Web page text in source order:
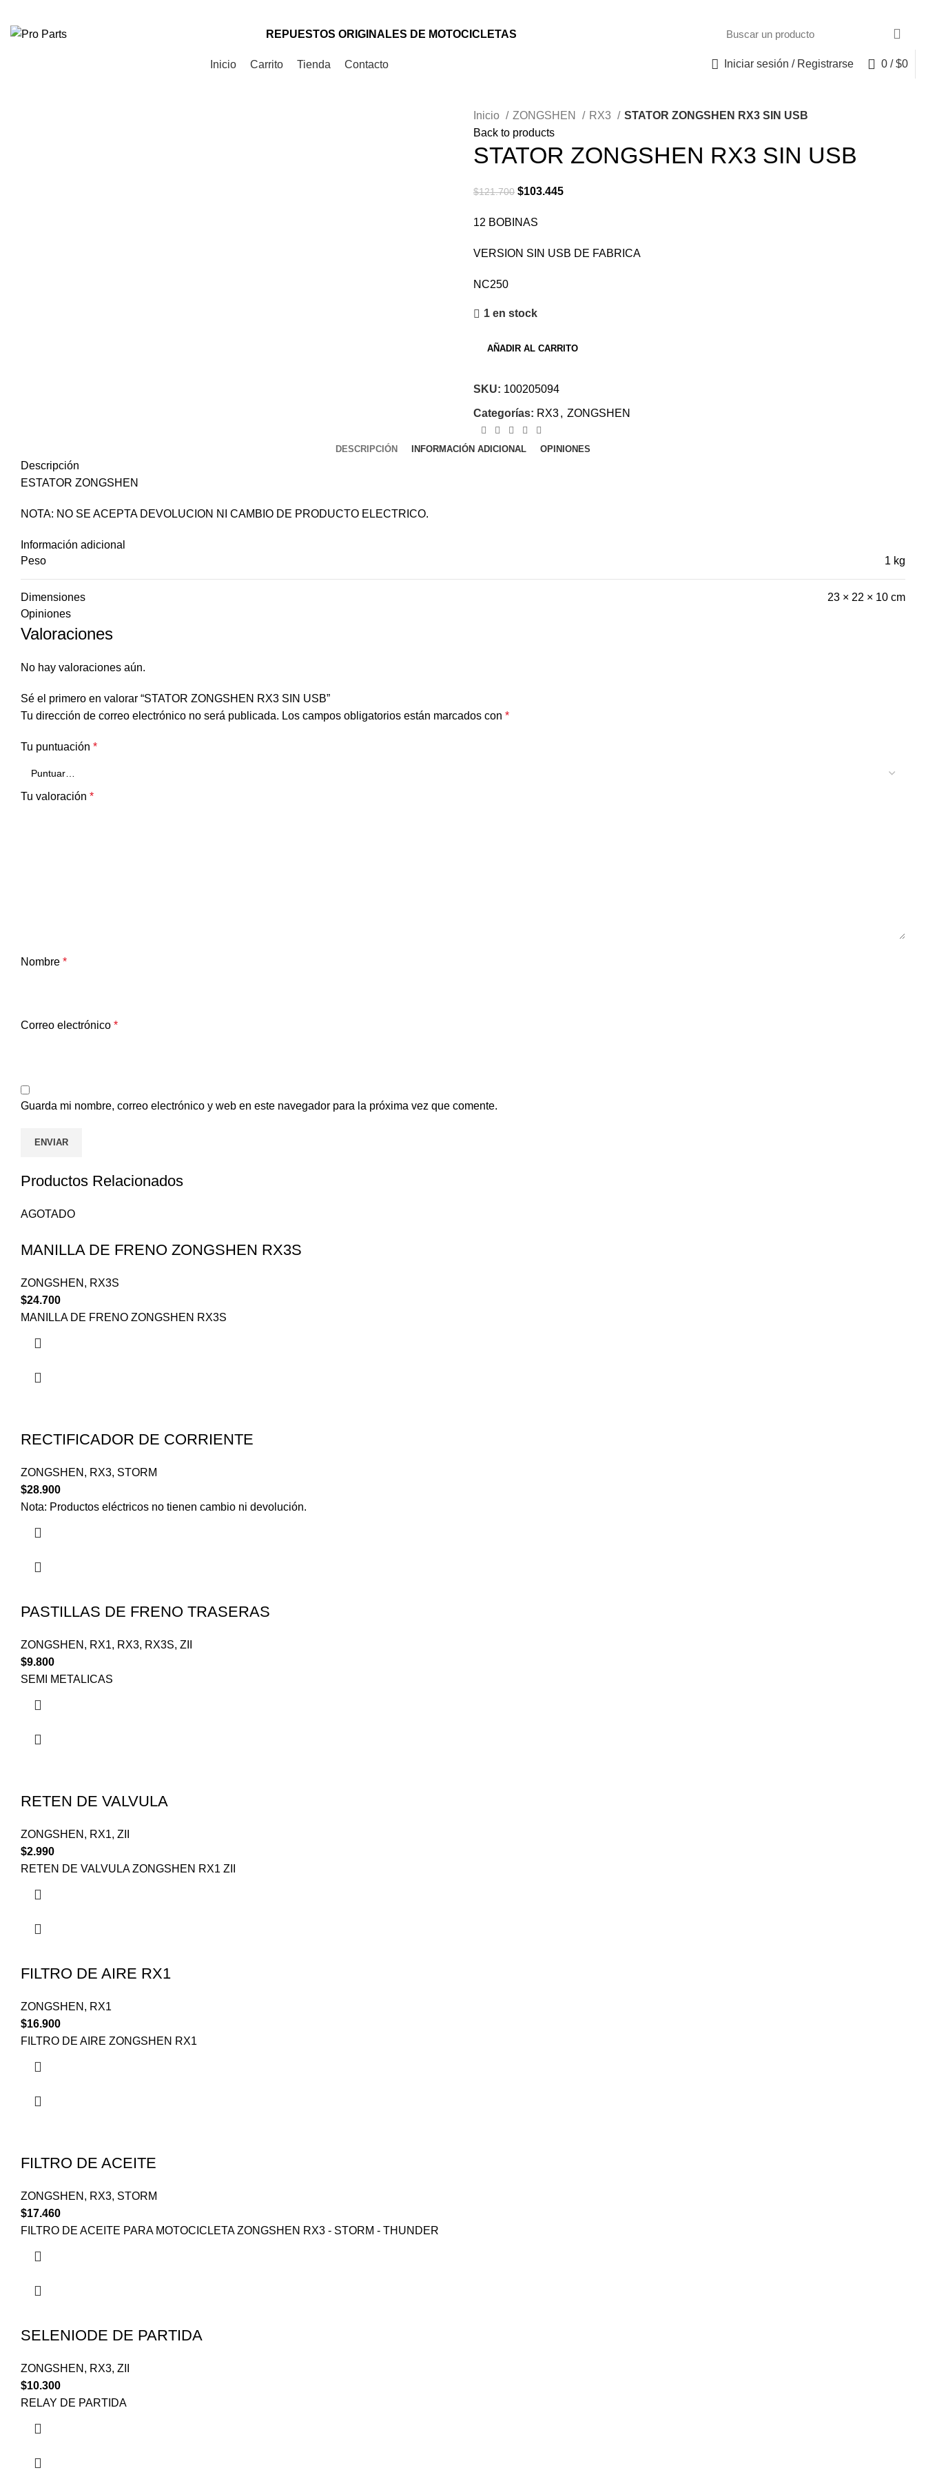
REPUESTOS ORIGINALES DE MOTOCICLETAS
Inicio Carrito Tienda Contacto Iniciar sesión / Registrarse 0 / $0
Inicio ZONGSHEN RX3
STATOR ZONGSHEN RX3 SIN USB
Back to products
STATOR ZONGSHEN RX3 SIN USB
$121.700 $103.445
12 BOBINAS
VERSION SIN USB DE FABRICA
NC250
1 en stock
AÑADIR AL CARRITO
SKU: 100205094
Categorías: RX3, ZONGSHEN
DESCRIPCIÓN INFORMACIÓN ADICIONAL OPINIONES
Descripción
ESTATOR ZONGSHEN
NOTA: NO SE ACEPTA DEVOLUCION NI CAMBIO DE PRODUCTO ELECTRICO.
Información adicional
Peso
1 kg
Dimensiones
23 × 22 × 10 cm
Opiniones
Valoraciones
No hay valoraciones aún.
Sé el primero en valorar “STATOR ZONGSHEN RX3 SIN USB”
Tu dirección de correo electrónico no será publicada. Los campos obligatorios están marcados con *
Tu puntuación *
Tu valoración *
Nombre *
Correo electrónico *
Guarda mi nombre, correo electrónico y web en este navegador para la próxima vez que comente.
Productos Relacionados
AGOTADO
MANILLA DE FRENO ZONGSHEN RX3S
ZONGSHEN , RX3S
$24.700
MANILLA DE FRENO ZONGSHEN RX3S
RECTIFICADOR DE CORRIENTE
ZONGSHEN , RX3, STORM
$28.900
Nota: Productos eléctricos no tienen cambio ni devolución.
PASTILLAS DE FRENO TRASERAS
ZONGSHEN , RX1, RX3, RX3S, ZII
$9.800
SEMI METALICAS
RETEN DE VALVULA
ZONGSHEN , RX1, ZII
$2.990
RETEN DE VALVULA ZONGSHEN RX1 ZII
FILTRO DE AIRE RX1
ZONGSHEN , RX1
$16.900
FILTRO DE AIRE ZONGSHEN RX1
FILTRO DE ACEITE
ZONGSHEN , RX3, STORM
$17.460
FILTRO DE ACEITE PARA MOTOCICLETA ZONGSHEN RX3 - STORM - THUNDER
SELENIODE DE PARTIDA
ZONGSHEN , RX3, ZII
$10.300
RELAY DE PARTIDA